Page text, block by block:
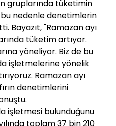
gruplarında tüketimin
bu nedenle denetimlerin
Bayazıt, "Ramazan ayı
tüketim artıyor.
yöneliyor. Biz de bu
işletmelerine yönelik
Ramazan ayı
denetimlerini
işletmesi bulunduğunu
toplam 37 bin 210